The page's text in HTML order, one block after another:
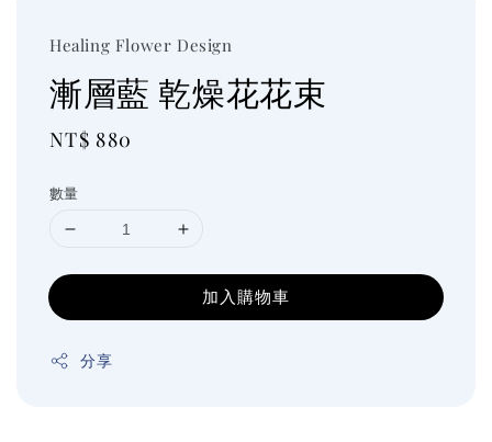
Healing Flower Design
漸層藍 乾燥花花束
Regular
NT$ 880
數量
加入購物車
分享